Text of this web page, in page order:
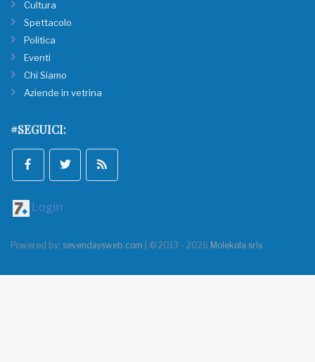
Cultura
Spettacolo
Politica
Eventi
Chi Siamo
Aziende in vetrina
#SEGUICI:
Login
Powered by: sevendaysweb.com | © 2013 - 2026 Molekola srls